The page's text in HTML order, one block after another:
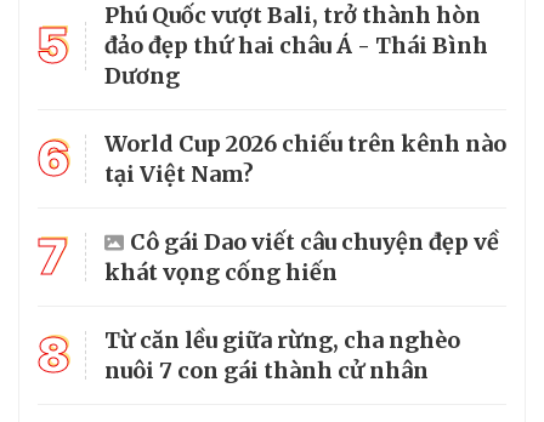
5
Phú Quốc vượt Bali, trở thành hòn
đảo đẹp thứ hai châu Á - Thái Bình
Dương
6
World Cup 2026 chiếu trên kênh nào
tại Việt Nam?
7
Cô gái Dao viết câu chuyện đẹp về
khát vọng cống hiến
8
Từ căn lều giữa rừng, cha nghèo
nuôi 7 con gái thành cử nhân